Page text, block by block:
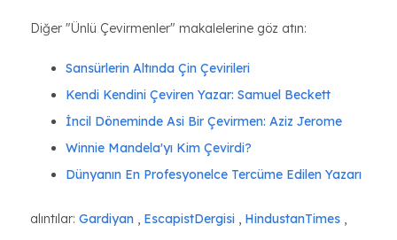
Diğer "Ünlü Çevirmenler" makalelerine göz atın:
Sansürlerin Altında Çin Çevirileri
Kendi Kendini Çeviren Yazar: Samuel Beckett
İncil Döneminde Asi Bir Çevirmen: Aziz Jerome
Winnie Mandela'yı Kim Çevirdi?
Dünyanın En Profesyonelce Tercüme Edilen Yazarı
alıntılar: Gardiyan , EscapistDergisi , HindustanTimes ,